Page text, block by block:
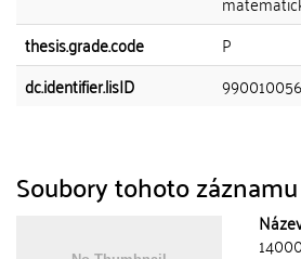
thesis.grade.code
P
dc.identifier.lisID
Soubory tohoto záznamu